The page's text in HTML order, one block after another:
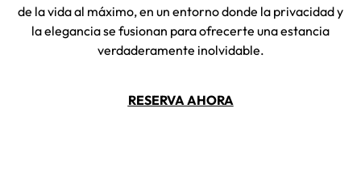
de la vida al máximo, en un entorno donde la privacidad y
la elegancia se fusionan para ofrecerte una estancia
verdaderamente inolvidable.
RESERVA AHORA